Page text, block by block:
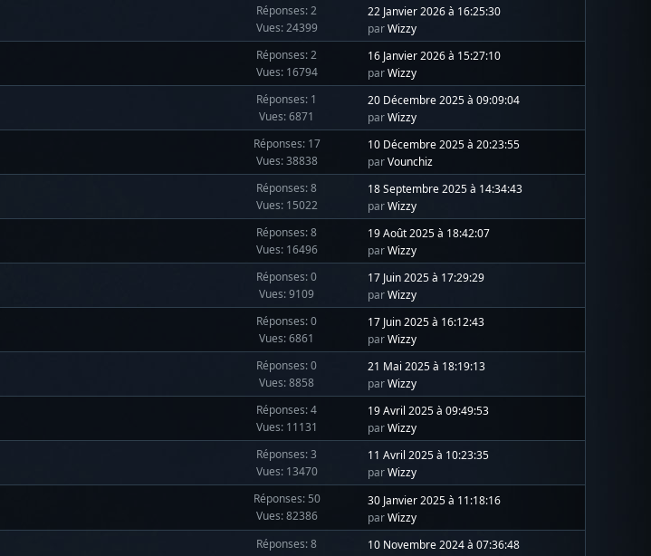
Réponses: 2
Vues: 24399
22 Janvier 2026 à 16:25:30
parWizzy
Réponses: 2
Vues: 16794
16 Janvier 2026 à 15:27:10
parWizzy
Réponses: 1
Vues: 6871
20 Décembre 2025 à 09:09:04
parWizzy
Réponses: 17
Vues: 38838
10 Décembre 2025 à 20:23:55
parVounchiz
Réponses: 8
Vues: 15022
18 Septembre 2025 à 14:34:43
parWizzy
Réponses: 8
Vues: 16496
19 Août 2025 à 18:42:07
parWizzy
Réponses: 0
Vues: 9109
17 Juin 2025 à 17:29:29
parWizzy
Réponses: 0
Vues: 6861
17 Juin 2025 à 16:12:43
parWizzy
Réponses: 0
Vues: 8858
21 Mai 2025 à 18:19:13
parWizzy
Réponses: 4
Vues: 11131
19 Avril 2025 à 09:49:53
parWizzy
Réponses: 3
Vues: 13470
11 Avril 2025 à 10:23:35
parWizzy
Réponses: 50
Vues: 82386
30 Janvier 2025 à 11:18:16
parWizzy
Réponses: 8
10 Novembre 2024 à 07:36:48